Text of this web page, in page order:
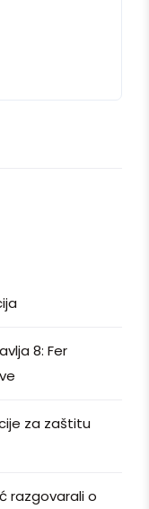
8: Fer
za zaštitu
razgovarali o